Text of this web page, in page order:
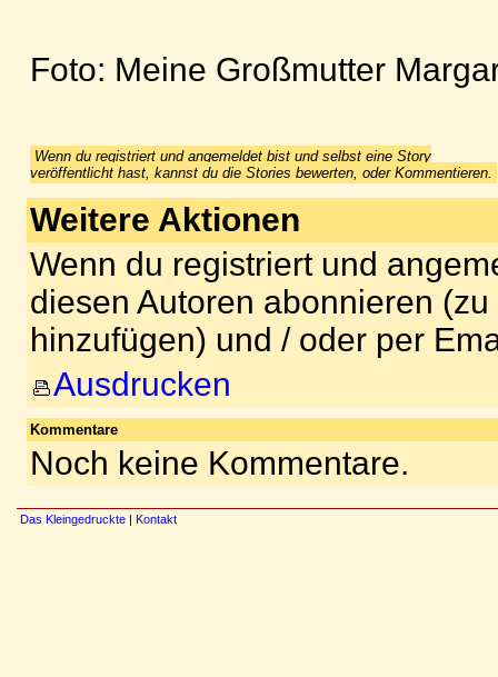
Foto: Meine Großmutter
Wenn du registriert und angemeldet bist und selbst eine Story
veröffentlicht hast, kannst du die Stories bewerten, oder Kommentieren.
Weitere Aktionen
Wenn du registriert und
diesen Autoren abonnieren
hinzufügen) und / oder per
Ausdrucken
Kommentare
Noch keine Kommentare.
Das Kleingedruckte | Kontakt